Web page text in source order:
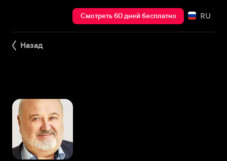
Смотреть 60 дней бесплатно RU
Назад